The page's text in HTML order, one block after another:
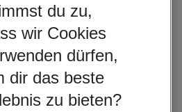
du zu,
wir Cookies
dürfen,
dir das beste
zu bieten?